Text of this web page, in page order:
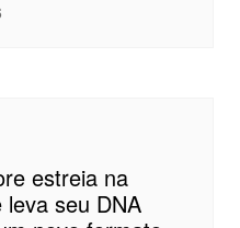
estreia na
seu DNA